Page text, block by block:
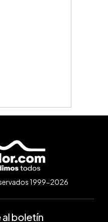
1999-2026
boletín